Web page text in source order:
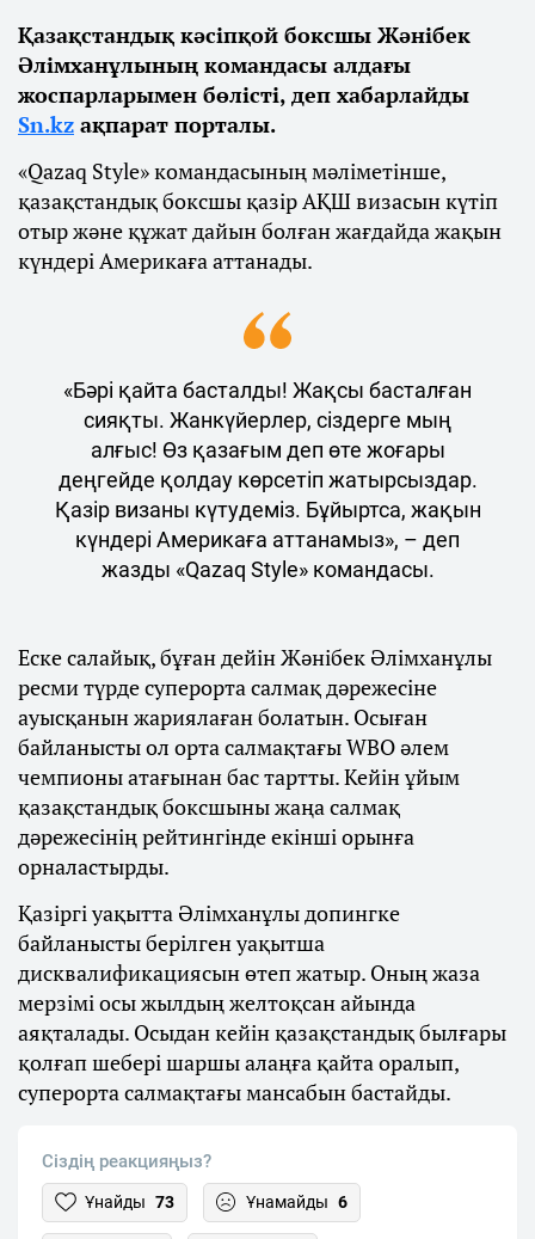
Қазақстандық кәсіпқой боксшы Жәнібек
Әлімханұлының командасы алдағы
жоспарларымен бөлісті, деп хабарлайды
Sn.kz ақпарат порталы.
«Qazaq Style» командасының мәліметінше,
қазақстандық боксшы қазір АҚШ визасын күтіп
отыр және құжат дайын болған жағдайда жақын
күндері Америкаға аттанады.
«Бәрі қайта басталды! Жақсы басталған
сияқты. Жанкүйерлер, сіздерге мың
алғыс! Өз қазағым деп өте жоғары
деңгейде қолдау көрсетіп жатырсыздар.
Қазір визаны күтудеміз. Бұйыртса, жақын
күндері Америкаға аттанамыз», – деп
жазды «Qazaq Style» командасы.
Еске салайық, бұған дейін Жәнібек Әлімханұлы
ресми түрде суперорта салмақ дәрежесіне
ауысқанын жариялаған болатын. Осыған
байланысты ол орта салмақтағы WBO әлем
чемпионы атағынан бас тартты. Кейін ұйым
қазақстандық боксшыны жаңа салмақ
дәрежесінің рейтингінде екінші орынға
орналастырды.
Қазіргі уақытта Әлімханұлы допингке
байланысты берілген уақытша
дисквалификациясын өтеп жатыр. Оның жаза
мерзімі осы жылдың желтоқсан айында
аяқталады. Осыдан кейін қазақстандық былғары
қолғап шебері шаршы алаңға қайта оралып,
суперорта салмақтағы мансабын бастайды.
Сіздің реакцияңыз?
Ұнайды 73 Ұнамайды 6